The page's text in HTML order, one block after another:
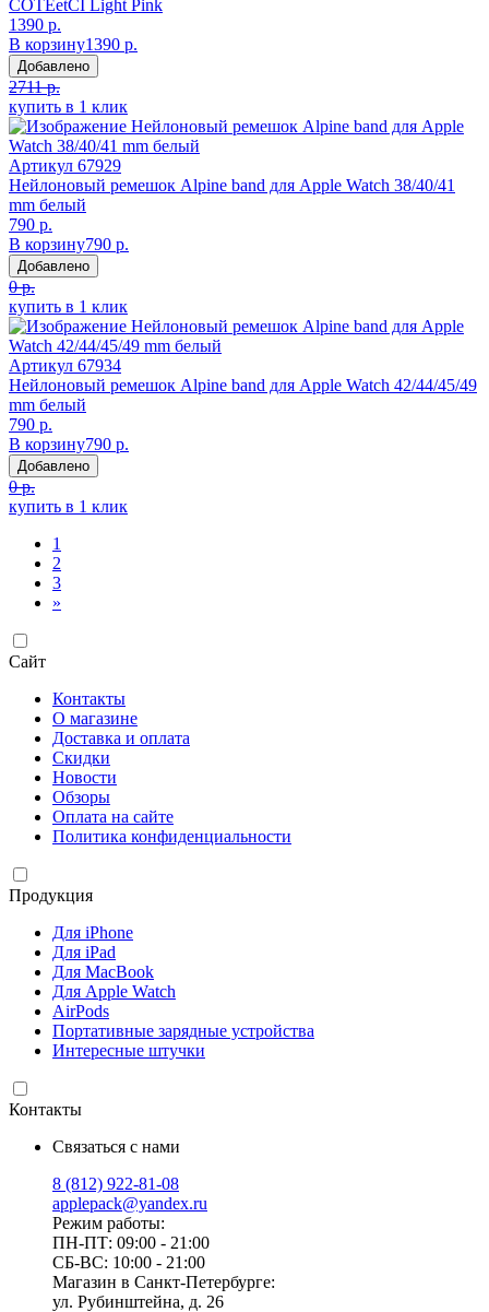
COTEetCI Light Pink
1390 р.
В корзину1390 р.
Добавлено
2711 р.
купить в 1 клик
Артикул 67929
Нейлоновый ремешок Alpine band для Apple Watch 38/40/41
mm белый
790 р.
В корзину790 р.
Добавлено
0 р.
купить в 1 клик
Артикул 67934
Нейлоновый ремешок Alpine band для Apple Watch 42/44/45/49
mm белый
790 р.
В корзину790 р.
Добавлено
0 р.
купить в 1 клик
1
2
3
»
Сайт
Контакты
О магазине
Доставка и оплата
Скидки
Новости
Обзоры
Оплата на сайте
Политика конфиденциальности
Продукция
Для iPhone
Для iPad
Для MacBook
Для Apple Watch
AirPods
Портативные зарядные устройства
Интересные штучки
Контакты
Связаться с нами
8 (812) 922-81-08
applepack@yandex.ru
Режим работы:
ПН-ПТ: 09:00 - 21:00
СБ-ВС: 10:00 - 21:00
Магазин в Санкт-Петербурге:
ул. Рубинштейна, д. 26